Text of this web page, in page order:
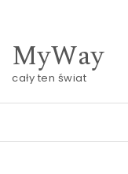
MyWay
cały ten świat